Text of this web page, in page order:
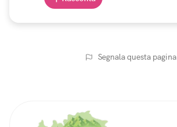
Segnala questa pagina